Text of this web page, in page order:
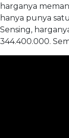
harganya
hanya punya
Sensing,
344.400.000.